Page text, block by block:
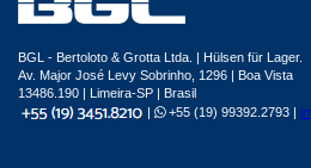
BGL - Bertoloto & Grotta Ltda. | Hülsen für Lager.
Av. Major José Levy Sobrinho, 1296 | Boa Vista
13486.190 | Limeira-SP | Brasil
|
+55 (19) 99392.2793 |